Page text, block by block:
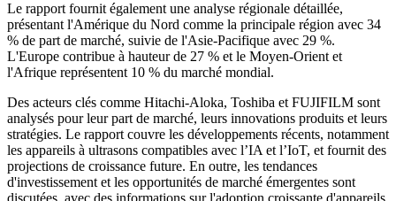
Le rapport fournit également une analyse régionale détaillée,
présentant l'Amérique du Nord comme la principale région avec 34
% de part de marché, suivie de l'Asie-Pacifique avec 29 %.
L'Europe contribue à hauteur de 27 % et le Moyen-Orient et
l'Afrique représentent 10 % du marché mondial.
Des acteurs clés comme Hitachi-Aloka, Toshiba et FUJIFILM sont
analysés pour leur part de marché, leurs innovations produits et leurs
stratégies. Le rapport couvre les développements récents, notamment
les appareils à ultrasons compatibles avec l’IA et l’IoT, et fournit des
projections de croissance future. En outre, les tendances
d'investissement et les opportunités de marché émergentes sont
discutées, avec des informations sur l'adoption croissante d'appareils